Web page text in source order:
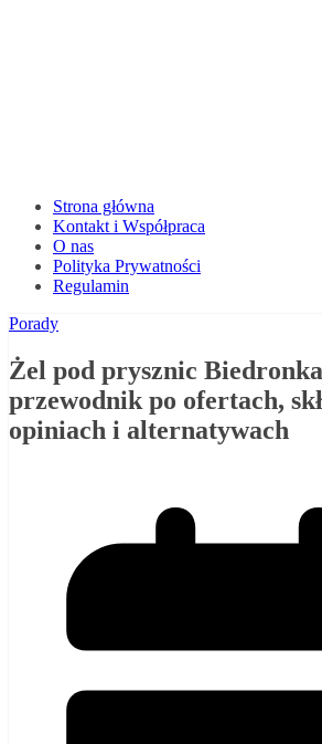
Strona główna
Kontakt i Współpraca
O nas
Polityka Prywatności
Regulamin
Porady
Żel pod prysznic
przewodnik po ofertach,
opiniach i alternatywach